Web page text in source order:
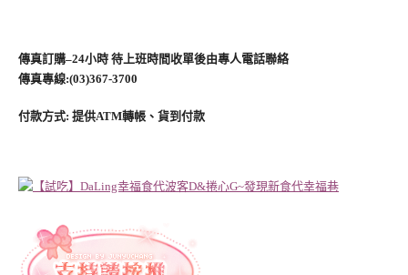
傳真訂購–24小時 待上班時間收單後由專人電話聯絡
傳真專線:(03)367-3700
付款方式: 提供ATM轉帳、貨到付款